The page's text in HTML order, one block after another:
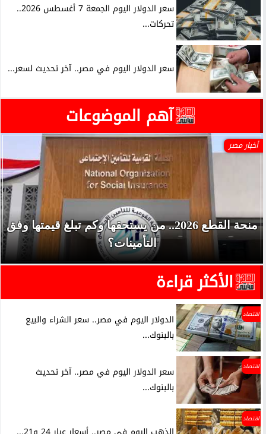
سعر الدولار اليوم الجمعة 7 أغسطس 2026..
تحركات...
سعر الدولار اليوم في مصر.. آخر تحديث لسعر...
آهم الموضوعات
أخبار مصر
منحة القطع 2026.. من يستحقها وكم تبلغ قيمتها وفق
التأمينات؟
الأكثر قراءة
اقتصاد
الدولار اليوم في مصر.. سعر الشراء والبيع
بالبنوك...
اقتصاد
سعر الدولار اليوم في مصر.. آخر تحديث
بالبنوك...
اقتصاد